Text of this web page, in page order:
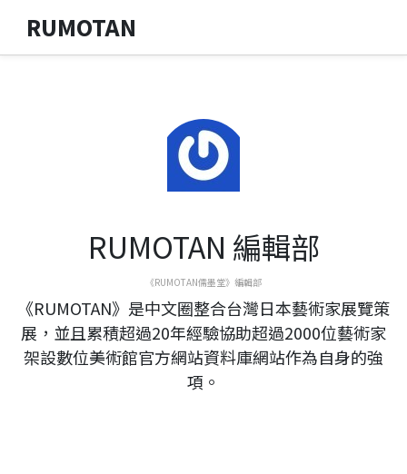
RUMOTAN
RUMOTAN 編輯部
《RUMOTAN儒墨堂》編輯部
《RUMOTAN》是中文圈整合台灣日本藝術家展覽策
展，並且累積超過20年經驗協助超過2000位藝術家
架設數位美術館官方網站資料庫網站作為自身的強
項。